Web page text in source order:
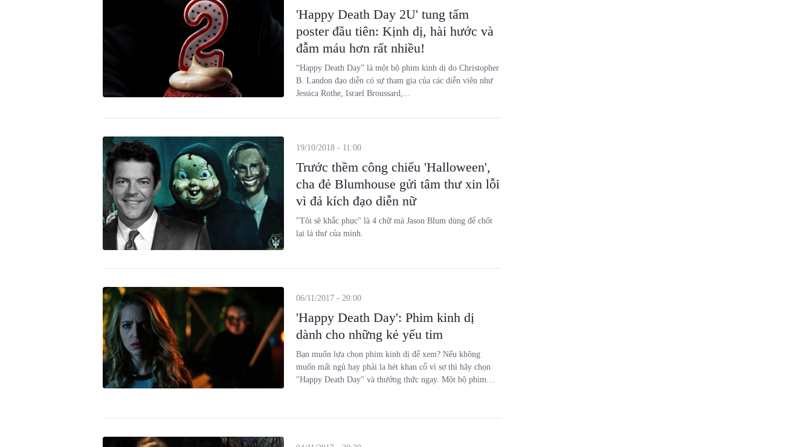
'Happy Death Day 2U' tung tấm
poster đầu tiên: Kịnh dị, hài hước và
đẫm máu hơn rất nhiều!
“Happy Death Day” là một bộ phim kinh dị do Christopher
B. Landon đạo diễn có sự tham gia của các diễn viên như
Jessica Rothe, Israel Broussard,...
Trước thềm công chiếu 'Halloween',
cha đẻ Blumhouse gửi tâm thư xin lỗi
vì đả kích đạo diễn nữ
19/10/2018 - 11:00
"Tôi sẽ khắc phục" là 4 chữ mà Jason Blum dùng để chốt
lại lá thư của mình.
'Happy Death Day': Phim kinh dị
dành cho những kẻ yếu tim
06/11/2017 - 20:00
Bạn muốn lựa chọn phim kinh dị để xem? Nếu không
muốn mất ngủ hay phải la hét khan cổ vì sợ thì hãy chọn
"Happy Death Day" và thưởng thức ngay. Một bộ phim